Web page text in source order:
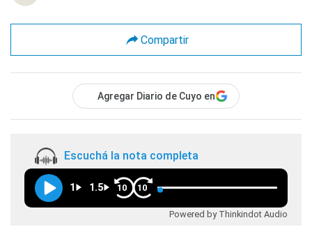
Compartir
Agregar Diario de Cuyo en
Escuchá la nota completa
1 1.5 10 10
Powered by Thinkindot Audio